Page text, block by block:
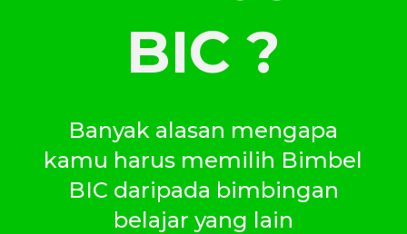
BIC ?
Banyak alasan mengapa
kamu harus memilih Bimbel
BIC daripada bimbingan
belajar yang lain